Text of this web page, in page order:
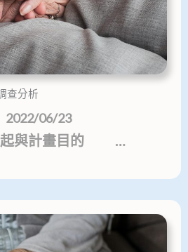
查分析
2022/06/23
起與計畫目的 …